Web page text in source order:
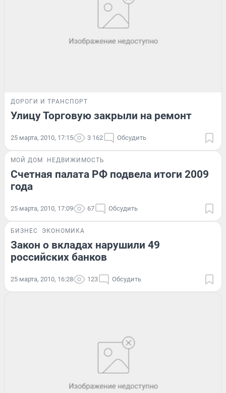
ДОРОГИ И ТРАНСПОРТ
Улицу Торговую закрыли на ремонт
25 марта, 2010, 17:15 3 162 Обсудить
МОЙ ДОМ НЕДВИЖИМОСТЬ
Счетная палата РФ подвела итоги 2009
года
25 марта, 2010, 17:09 67 Обсудить
БИЗНЕС ЭКОНОМИКА
Закон о вкладах нарушили 49
российских банков
25 марта, 2010, 16:28 123 Обсудить